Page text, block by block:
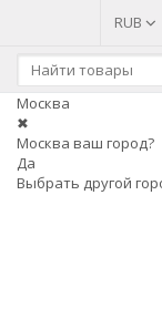
RUB
Москва
✖
Москва ваш город?
Да
Выбрать другой